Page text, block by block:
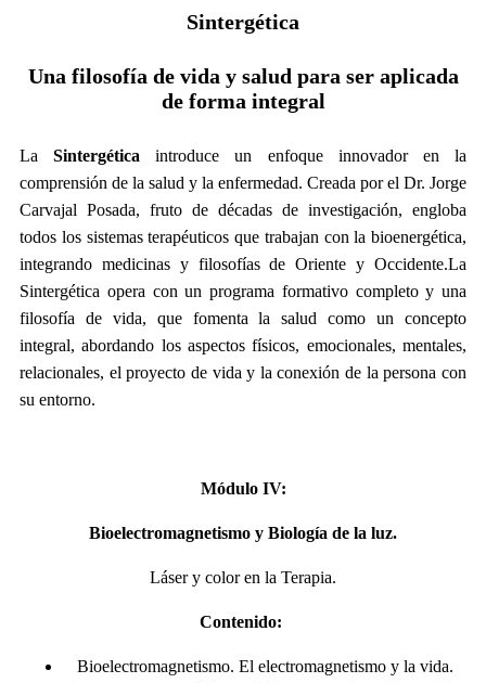
Sintergética
Una filosofía de vida y salud para ser aplicada
de forma integral
La Sintergéticaintroduce un enfoque innovador en la
comprensión de la salud y la enfermedad. Creada por el Dr. Jorge
Carvajal Posada, fruto de décadas de investigación, engloba
todos los sistemas terapéuticos que trabajan con la bioenergética,
integrando medicinas y filosofías de Oriente y Occidente.La
Sintergética opera con un programa formativo completo y una
filosofía de vida, que fomenta la salud como un concepto
integral, abordando los aspectos físicos, emocionales, mentales,
relacionales, el proyecto de vida y la conexión de la persona con
su entorno.
Módulo IV:
Bioelectromagnetismo y Biología de la luz.
Láser y color en la Terapia.
Contenido:
Bioelectromagnetismo. El electromagnetismo y la vida.